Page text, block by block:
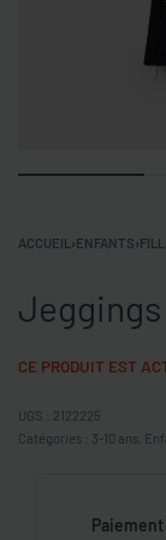
ACCUEIL ›ENFANTS›
CE PRODUIT EST
2122225
Catégories : 3-10 ans
Paiement